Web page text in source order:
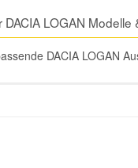
LOGAN Modelle
DACIA LOGAN